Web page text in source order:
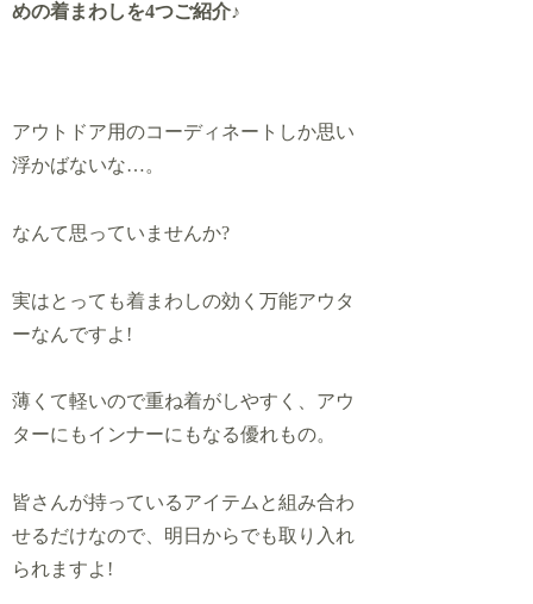
めの着まわしを4つご紹介♪
アウトドア用のコーディネートしか思い
浮かばないな…。
なんて思っていませんか?
実はとっても着まわしの効く万能アウタ
ーなんですよ!
薄くて軽いので重ね着がしやすく、アウ
ターにもインナーにもなる優れもの。
皆さんが持っているアイテムと組み合わ
せるだけなので、明日からでも取り入れ
られますよ!